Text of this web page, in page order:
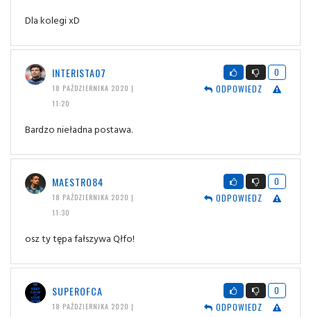
Dla kolegi xD
INTERISTA07
18 PAŹDZIERNIKA 2020 |
11:20
0
ODPOWIEDZ
Bardzo nieładna postawa.
MAESTRO84
18 PAŹDZIERNIKA 2020 |
11:30
0
ODPOWIEDZ
osz ty tępa fałszywa Qłfo!
SUPEROFCA
18 PAŹDZIERNIKA 2020 |
0
ODPOWIEDZ